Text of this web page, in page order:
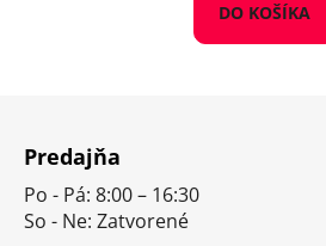
DO KOŠÍKA
Predajňa
Po - Pá: 8:00 – 16:30
So - Ne: Zatvorené